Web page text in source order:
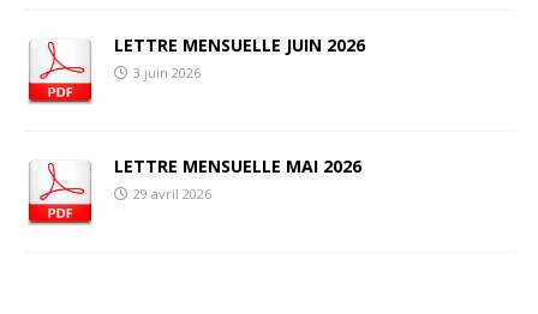
LETTRE MENSUELLE JUIN 2026
3 juin 2026
LETTRE MENSUELLE MAI 2026
29 avril 2026